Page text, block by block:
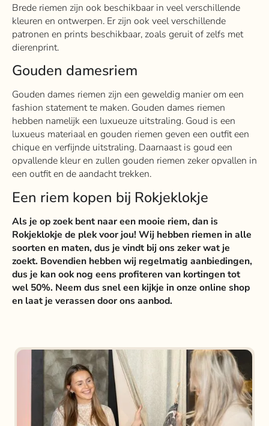
Brede riemen zijn ook beschikbaar in veel verschillende
kleuren en ontwerpen. Er zijn ook veel verschillende
patronen en prints beschikbaar, zoals geruit of zelfs met
dierenprint.
Gouden damesriem
Gouden dames riemen zijn een geweldig manier om een
fashion statement te maken. Gouden dames riemen
hebben namelijk een luxueuze uitstraling. Goud is een
luxueus materiaal en gouden riemen geven een outfit een
chique en verfijnde uitstraling. Daarnaast is goud een
opvallende kleur en zullen gouden riemen zeker opvallen in
een outfit en de aandacht trekken.
Een riem kopen bij Rokjeklokje
Als je op zoek bent naar een mooie riem, dan is
Rokjeklokje de plek voor jou! Wij hebben riemen in alle
soorten en maten, dus je vindt bij ons zeker wat je
zoekt. Bovendien hebben wij regelmatig aanbiedingen,
dus je kan ook nog eens profiteren van kortingen tot
wel 50%. Neem dus snel een kijkje in onze online shop
en laat je verassen door ons aanbod.